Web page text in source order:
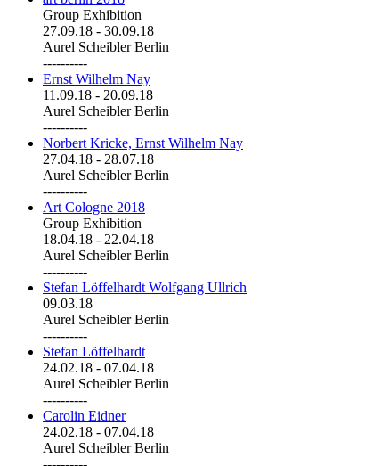
Group Exhibition
27.09.18 - 30.09.18
Aurel Scheibler Berlin
----------
Ernst Wilhelm Nay
11.09.18 - 20.09.18
Aurel Scheibler Berlin
----------
Norbert Kricke, Ernst Wilhelm Nay
27.04.18 - 28.07.18
Aurel Scheibler Berlin
----------
Art Cologne 2018
Group Exhibition
18.04.18 - 22.04.18
Aurel Scheibler Berlin
----------
Stefan Löffelhardt Wolfgang Ullrich
09.03.18
Aurel Scheibler Berlin
----------
Stefan Löffelhardt
24.02.18 - 07.04.18
Aurel Scheibler Berlin
----------
Carolin Eidner
24.02.18 - 07.04.18
Aurel Scheibler Berlin